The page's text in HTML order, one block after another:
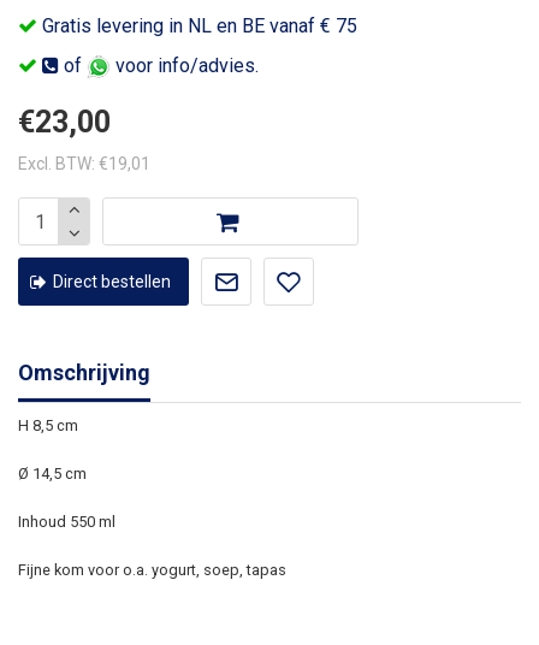
Gratis levering in NL en BE vanaf € 75
of
voor info/advies.
€23,00
Excl. BTW: €19,01
Direct bestellen
Omschrijving
H 8,5 cm
Ø 14,5 cm
Inhoud 550 ml
Fijne kom voor o.a. yogurt, soep, tapas